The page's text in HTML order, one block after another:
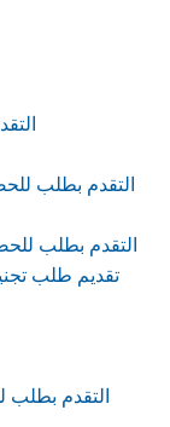
التقدم بطلب
التقدم بطلب
تقديم طلب
التقدم